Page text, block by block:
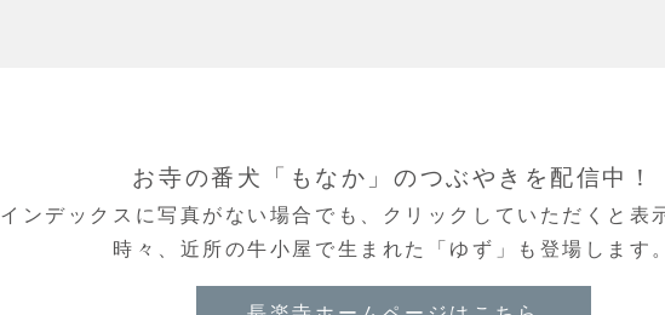
お寺の番犬「もなか」のつぶやきを配信中！
インデックスに写真がない場合でも、クリックしていただくと表
時々、近所の牛小屋で生まれた「ゆず」も登場します。